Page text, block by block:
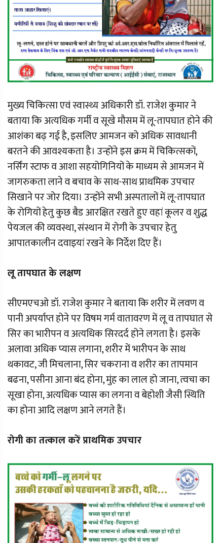
मुख्य चिकित्सा एवं स्वास्थ्य अधिकारी डॉ. राजेश कुमार ने
बताया कि अत्यधिक गर्मी व सूखे मौसम में लू-तापघात होने की
आशंका बढ़ गई है, इसलिए आमजन को अधिक सावधानी
बरतने की आवश्यकता है। उन्होंने इस क्रम में चिकित्सकों,
नर्सिंग स्टाफ व आशा सहयोगिनियों के माध्यम से आमजन में
जागरुकता लाने व बचाव के साथ-साथ प्राथमिक उपचार
सिखाने पर जोर दिया। उन्होंने सभी अस्पतालों में लू-तापघात
के रोगियों हेतु कुछ बैड आरक्षित रखते हुए वहां कूलर व शुद्ध
पेयजल की व्यवस्था, संस्थान में रोगी के उपचार हेतु
आपातकालीन दवाइयां रखने के निर्देश दिए हैं।
लू तापघात के लक्षण
सीएमएचओ डॉ. राजेश कुमार ने बताया कि शरीर में लवण व
पानी अपर्याप्त होने पर विषम गर्म वातावरण में लू व तापघात से
सिर का भारीपन व अत्यधिक सिरदर्द होने लगता है। इसके
अलावा अधिक प्यास लगाना, शरीर में भारीपन के साथ
थकावट, जी मिचलाना, सिर चकराना व शरीर का तापमान
बढना, पसीना आना बंद होना, मुंह का लाल हो जाना, त्वचा का
सूखा होना, अत्यधिक प्यास का लगना व बेहोशी जैसी स्थिति
का होना आदि लक्षण आने लगते हैं।
रोगी का तत्काल करें प्राथमिक उपचार